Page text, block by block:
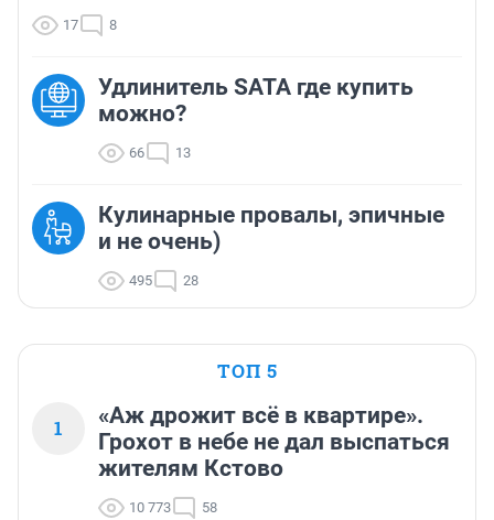
17 8
Удлинитель SATA где купить
можно?
66 13
Кулинарные провалы, эпичные
и не очень)
495 28
ТОП 5
1
«Аж дрожит всё в квартире».
Грохот в небе не дал выспаться
жителям Кстово
10 773 58